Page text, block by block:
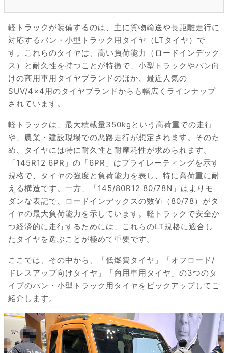
軽トラックが装備するのは、主に貨物輸送や長距離走行に
対応するバン・小型トラック用タイヤ（LTタイヤ）で
す。これらのタイヤは、高い負荷能力（ロードインデック
ス）と耐久性を持つことが特徴で、小型トラックやバン向
けの商用車用タイヤブランドのほか、最近人気の
SUV/4×4用のタイヤブランドからも幅広くラインナップ
されています。
軽トラックは、最大積載量350kgという高荷重での走行
や、農業・建設現場での悪路走行が想定されます。そのた
め、タイヤには特に耐久性と耐摩耗性が求められます。
「145R12 6PR」の「6PR」はプライレーティングを示す
規格で、タイヤの強度と負荷能力を表し、特に高荷重に耐
える構造です。一方、「145/80R12 80/78N」はよりモ
ダンな表記で、ロードインデックスの数値（80/78）がタ
イヤの最大負荷能力を示しています。軽トラックで安全か
つ経済的に走行するためには、これらのLT規格に適合し
たタイヤを選ぶことが極めて重要です。
ここでは、その中から、「低燃費タイヤ」「オフロード/
ドレスアップ向けタイヤ」「商用車用タイヤ」の3つのタ
イプのバン・小型トラック用タイヤをピックアップしてご
紹介します。